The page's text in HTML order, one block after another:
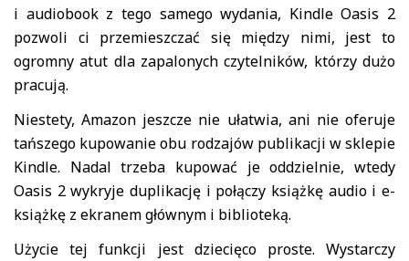
i audiobook z tego samego wydania, Kindle Oasis 2
pozwoli ci przemieszczać się między nimi, jest to
ogromny atut dla zapalonych czytelników, którzy dużo
pracują.
Niestety, Amazon jeszcze nie ułatwia, ani nie oferuje
tańszego kupowanie obu rodzajów publikacji w sklepie
Kindle. Nadal trzeba kupować je oddzielnie, wtedy
Oasis 2 wykryje duplikację i połączy książkę audio i e-
książkę z ekranem głównym i biblioteką.
Użycie tej funkcji jest dziecięco proste. Wystarczy